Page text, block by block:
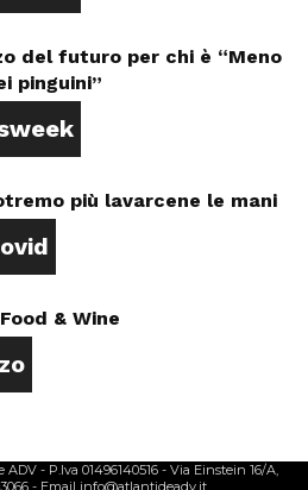
del futuro per chi è “Meno
pinguini”
più lavarcene le mani
& Wine
- P.Iva 01496140516 - Via Einstein 16/A,
- Email info@atlantideadv.it